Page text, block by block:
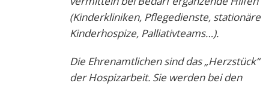
(Kinderkliniken, Pflegedienste, stationäre
Kinderhospize, Palliativteams…).
Die Ehrenamtlichen sind das „Herzstück“
der Hospizarbeit. Sie werden bei den